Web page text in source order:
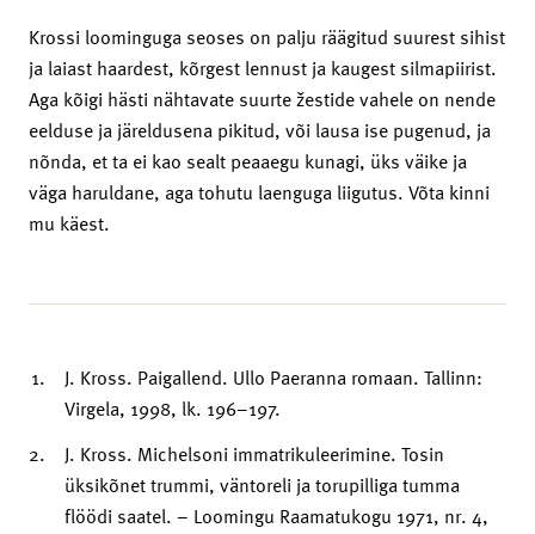
Krossi loominguga seoses on palju räägitud suurest sihist
ja laiast haardest, kõrgest lennust ja kaugest silmapiirist.
Aga kõigi hästi nähtavate suurte žestide vahele on nende
eelduse ja järeldusena pikitud, või lausa ise pugenud, ja
nõnda, et ta ei kao sealt peaaegu kunagi, üks väike ja
väga haruldane, aga tohutu laenguga liigutus. Võta kinni
mu käest.
J. Kross. Paigallend. Ullo Paeranna romaan. Tallinn:
Virgela, 1998, lk. 196–197.
J. Kross. Michelsoni immatrikuleerimine. Tosin
üksikõnet trummi, väntoreli ja torupilliga tumma
flöödi saatel. – Loomingu Raamatukogu 1971, nr. 4,